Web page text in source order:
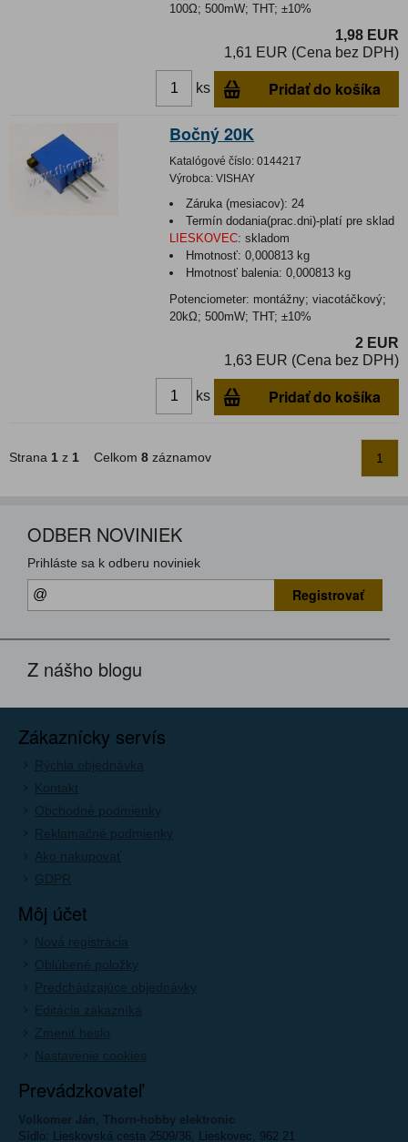
100Ω; 500mW; THT; ±10%
1,98 EUR
1,61 EUR (Cena bez DPH)
ks Pridať do košíka
Bočný 20K
Katalógové číslo: 0144217
Výrobca: VISHAY
Záruka (mesiacov): 24
Termín dodania(prac.dni)-platí pre sklad
LIESKOVEC: skladom
Hmotnosť:0,000813 kg
Hmotnosť balenia:0,000813 kg
Potenciometer: montážny; viacotáčkový;
20kΩ; 500mW; THT; ±10%
2 EUR
1,63 EUR (Cena bez DPH)
ks Pridať do košíka
Strana 1 z 1 Celkom 8 záznamov 1
ODBER NOVINIEK
Prihláste sa k odberu noviniek
Registrovať
Z nášho blogu
Zákaznícky servís
Rýchla objednávka
Kontakt
Obchodné podmienky
Reklamačné podmienky
Ako nakupovať
GDPR
Môj účet
Nová registrácia
Oblúbené položky
Predchádzajúce objednávky
Editácia zákazníka
Zmeniť heslo
Nastavenie cookies
Prevádzkovateľ
Volkomer Ján, Thorn-hobby elektronic
Sídlo: Lieskovská cesta 2509/36, Lieskovec, 962 21